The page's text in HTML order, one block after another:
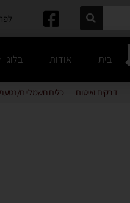
לפרטים:
בית אודות בלוג
דבקים ואיטום כלים חשמליים/